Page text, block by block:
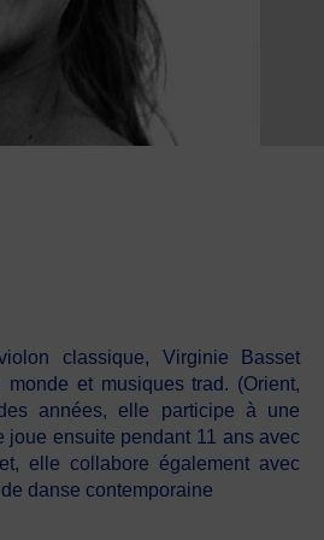
classique, Virginie Basset
et musiques trad. (Orient,
années, elle participe à une
joue ensuite pendant 11 ans avec
elle collabore également avec
danse contemporaine